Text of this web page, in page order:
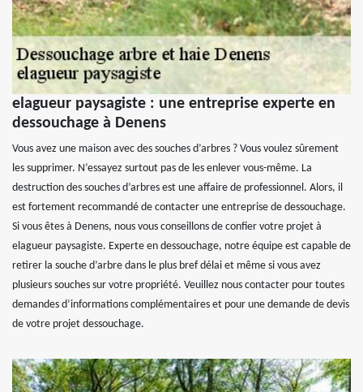
elagueur paysagiste : une entreprise experte en
dessouchage à Denens
Vous avez une maison avec des souches d’arbres ? Vous voulez sûrement
les supprimer. N’essayez surtout pas de les enlever vous-même. La
destruction des souches d’arbres est une affaire de professionnel. Alors, il
est fortement recommandé de contacter une entreprise de dessouchage.
Si vous êtes à Denens, nous vous conseillons de confier votre projet à
elagueur paysagiste. Experte en dessouchage, notre équipe est capable de
retirer la souche d’arbre dans le plus bref délai et même si vous avez
plusieurs souches sur votre propriété. Veuillez nous contacter pour toutes
demandes d’informations complémentaires et pour une demande de devis
de votre projet dessouchage.